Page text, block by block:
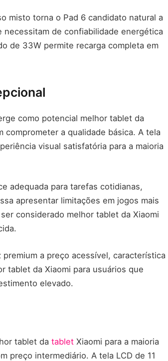
misto torna o Pad 6 candidato natural a
necessitam de confiabilidade energética
de 33W permite recarga completa em
como potencial melhor tablet da
a qualidade básica. A tela
visual satisfatória para a maioria
adequada para tarefas cotidianas,
apresentar limitações em jogos mais
considerado melhor tablet da Xiaomi
a preço acessível, característica
tablet da Xiaomi para usuários que
elevado.
tablet da tablet Xiaomi para a maioria
preço intermediário. A tela LCD de 11